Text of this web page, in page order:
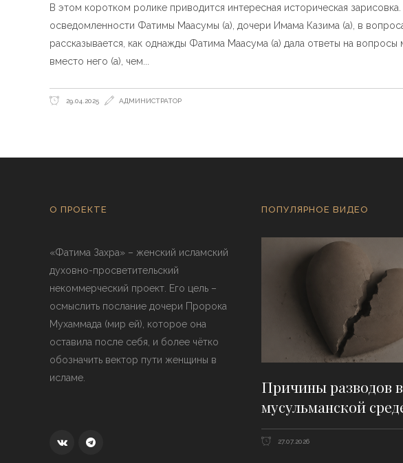
В этом коротком ролике приводится интересная историческая
осведомленности Фатимы Маасумы (а), дочери Имама Казима (а), в
рассказывается, как однажды Фатима Маасума (а) дала ответы на вопросы
вместо него (а), чем
29.04.2025 АДМИНИСТРАТОР
О ПРОЕКТЕ
«Фатима Захра» – женский исламский
духовно-просветительский
некоммерческий проект. Его цель –
осмыслить послание дочери Пророка
Мухаммада (мир ей), которое она
оставила после себя, и более чётко
обозначить вектор пути женщины в
исламе.
ПОПУЛЯРНОЕ ВИДЕО
Причины разводов в
мусульманской
27.07.2026